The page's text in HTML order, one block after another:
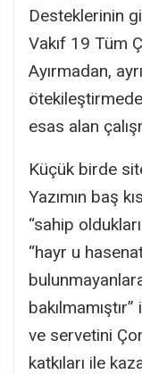
Desteklerinin
Vakıf 19 Tüm
Ayırmadan,
esas alan
Küçük birde
Yazımın baş
“sahip
“hayr u
ve servetini
katkıları ile